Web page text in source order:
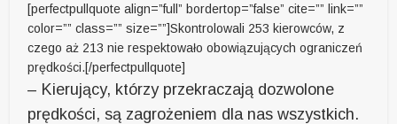
[perfectpullquote align=”full” bordertop=”false” cite=”” link=””
color=”” class=”” size=””]Skontrolowali 253 kierowców, z
czego aż 213 nie respektowało obowiązujących ograniczeń
prędkości.[/perfectpullquote]
– Kierujący, którzy przekraczają dozwolone
prędkości, są zagrożeniem dla nas wszystkich.